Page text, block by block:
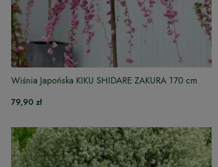
Wiśnia Japońska KIKU SHIDARE ZAKURA 170 cm
79,90 zł